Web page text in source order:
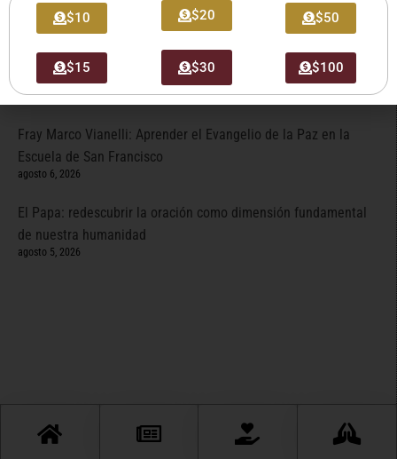
agosto 6, 2026
El agradecimiento de los jóvenes al Papa: «Hoy nos sentimos
Iglesia»
agosto 6, 2026
Fray Marco Vianelli: Aprender el Evangelio de la Paz en la
Escuela de San Francisco
agosto 6, 2026
El Papa: redescubrir la oración como dimensión fundamental
de nuestra humanidad
agosto 5, 2026
$10
$15
$20
$30
$50
$100